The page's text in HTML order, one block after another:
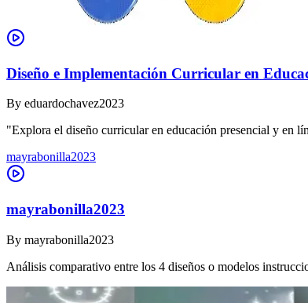
Diseño e Implementación Curricular en
By eduardochavez2023
"Explora el diseño curricular en educación presencial y en
mayrabonilla2023
mayrabonilla2023
By mayrabonilla2023
Análisis comparativo entre los 4 diseños o modelos